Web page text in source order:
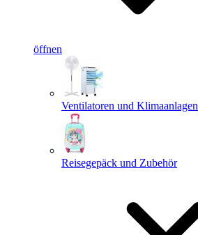
öffnen
Ventilatoren und Klimaanlagen
Reisegepäck und Zubehör